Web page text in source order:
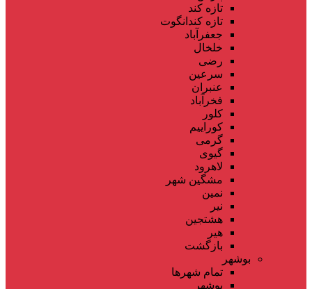
تازه کند
تازه کندانگوت
جعفرآباد
خلخال
رضی
سرعین
عنبران
فخرآباد
کلور
کوراییم
گرمی
گیوی
لاهرود
مشگین شهر
نمین
نیر
هشتجین
هیر
بازگشت
بوشهر
تمام شهر‌ها
بوشهر